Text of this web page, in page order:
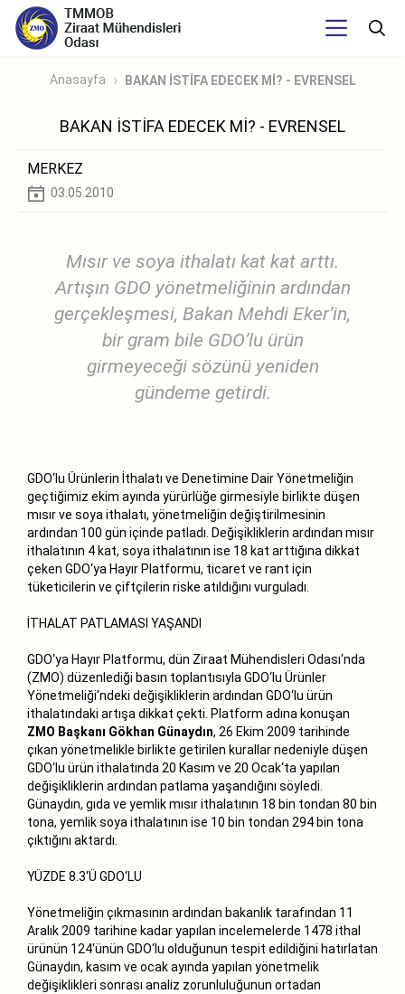
Anasayfa BAKAN İSTİFA EDECEK Mİ? - EVRENSEL
BAKAN İSTİFA EDECEK Mİ? - EVRENSEL
MERKEZ
03.05.2010
Mısır ve soya ithalatı kat kat arttı.
Artışın GDO yönetmeliğinin ardından
gerçekleşmesi, Bakan Mehdi Eker’in,
bir gram bile GDO’lu ürün
girmeyeceği sözünü yeniden
gündeme getirdi.
GDO‘lu Ürünlerin İthalatı ve Denetimine Dair Yönetmeliğin
geçtiğimiz ekim ayında yürürlüğe girmesiyle birlikte düşen
mısır ve soya ithalatı, yönetmeliğin değiştirilmesinin
ardından 100 gün içinde patladı. Değişikliklerin ardından mısır
ithalatının 4 kat, soya ithalatının ise 18 kat arttığına dikkat
çeken GDO‘ya Hayır Platformu, ticaret ve rant için
tüketicilerin ve çiftçilerin riske atıldığını vurguladı.
İTHALAT PATLAMASI YAŞANDI
GDO‘ya Hayır Platformu, dün Ziraat Mühendisleri Odası‘nda
(ZMO) düzenlediği basın toplantısıyla GDO‘lu Ürünler
Yönetmeliği‘ndeki değişikliklerin ardından GDO‘lu ürün
ithalatındaki artışa dikkat çekti. Platform adına konuşan
ZMO Başkanı Gökhan Günaydın, 26 Ekim 2009 tarihinde
çıkan yönetmelikle birlikte getirilen kurallar nedeniyle düşen
GDO‘lu ürün ithalatında 20 Kasım ve 20 Ocak‘ta yapılan
değişikliklerin ardından patlama yaşandığını söyledi.
Günaydın, gıda ve yemlik mısır ithalatının 18 bin tondan 80 bin
tona, yemlik soya ithalatının ise 10 bin tondan 294 bin tona
çıktığını aktardı.
YÜZDE 8.3‘Ü GDO‘LU
Yönetmeliğin çıkmasının ardından bakanlık tarafından 11
Aralık 2009 tarihine kadar yapılan incelemelerde 1478 ithal
ürünün 124‘ünün GDO‘lu olduğunun tespit edildiğini hatırlatan
Günaydın, kasım ve ocak ayında yapılan yönetmelik
değişiklikleri sonrası analiz zorunluluğunun ortadan